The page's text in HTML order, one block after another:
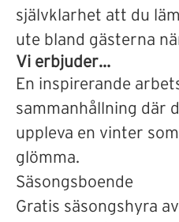
självklarhet att du
ute bland gästerna
Vi erbjuder…
En inspirerande
sammanhållning där
uppleva en vinter
glömma.
Säsongsboende
Gratis säsongshyra